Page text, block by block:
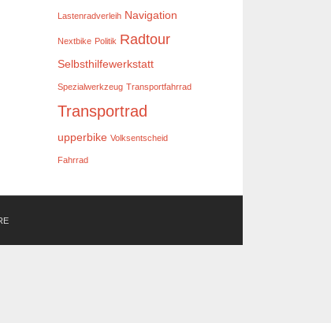
Lastenradverleih Navigation
Nextbike Politik Radtour
Selbsthilfewerkstatt
Spezialwerkzeug Transportfahrrad
Transportrad
upperbike Volksentscheid
Fahrrad